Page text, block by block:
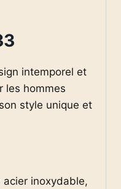
intemporel et
les hommes
style unique et
acier inoxydable,